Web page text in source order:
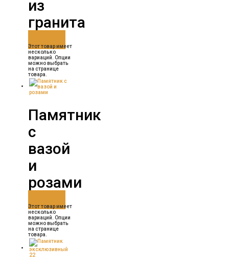
из
гранита
Этот товар имеет
несколько
вариаций. Опции
можно выбрать
на странице
товара.
Памятник
с
вазой
и
розами
Этот товар имеет
несколько
вариаций. Опции
можно выбрать
на странице
товара.